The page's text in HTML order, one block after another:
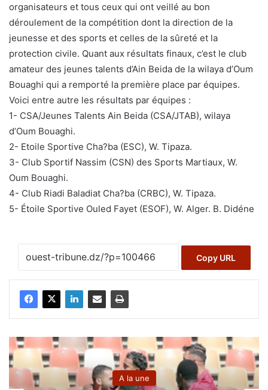
organisateurs et tous ceux qui ont veillé au bon
déroulement de la compétition dont la direction de la
jeunesse et des sports et celles de la sûreté et la
protection civile. Quant aux résultats finaux, c’est le club
amateur des jeunes talents d’Ain Beida de la wilaya d’Oum
Bouaghi qui a remporté la première place par équipes.
Voici entre autre les résultats par équipes :
1- CSA/Jeunes Talents Ain Beida (CSA/JTAB), wilaya
d’Oum Bouaghi.
2- Etoile Sportive Cha?ba (ESC), W. Tipaza.
3- Club Sportif Nassim (CSN) des Sports Martiaux, W.
Oum Bouaghi.
4- Club Riadi Baladiat Cha?ba (CRBC), W. Tipaza.
5- Étoile Sportive Ouled Fayet (ESOF), W. Alger. B. Didéne
Copy URL
A la une